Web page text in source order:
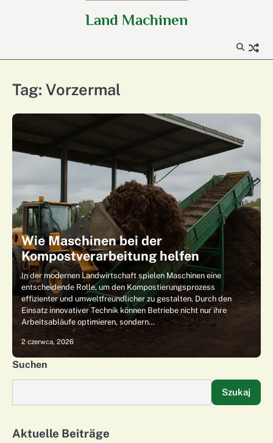
Land Machinen
Tag: Vorzermal
Wie Maschinen bei der
Kompostverarbeitung helfen
In der modernen Landwirtschaft spielen Maschinen eine
entscheidende Rolle, um den Kompostierungsprozess
effizienter und umweltfreundlicher zu gestalten. Durch den
Einsatz innovativer Technik können Betriebe nicht nur ihre
Arbeitsabläufe optimieren, sondern…
2 czerwca, 2026
Suchen
Szukaj
Aktuelle Beiträge